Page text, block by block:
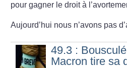
pour gagner le droit à
Aujourd’hui nous n’avons pas
49.3 :
Macron tire sa